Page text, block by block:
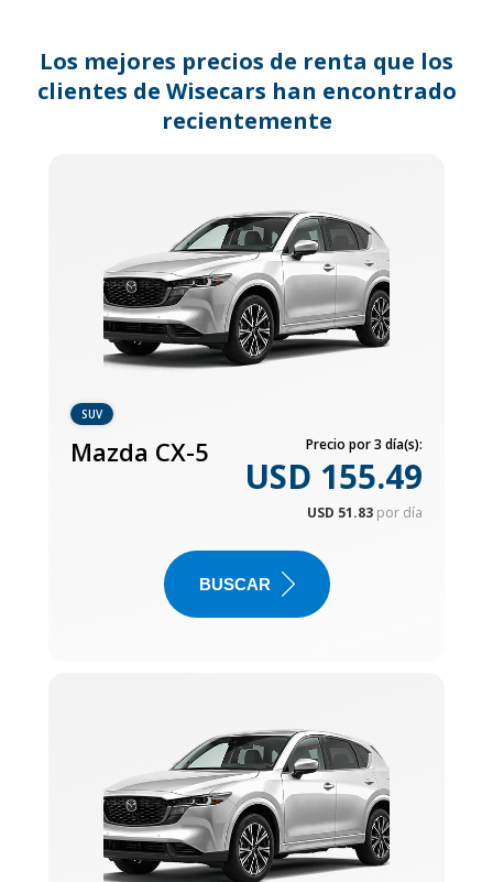
dates.
Los mejores precios de renta que los
clientes de Wisecars han encontrado
recientemente
SUV
Mazda CX-5 Precio por 3 día(s):
USD 155.49
USD 51.83 por día
BUSCAR